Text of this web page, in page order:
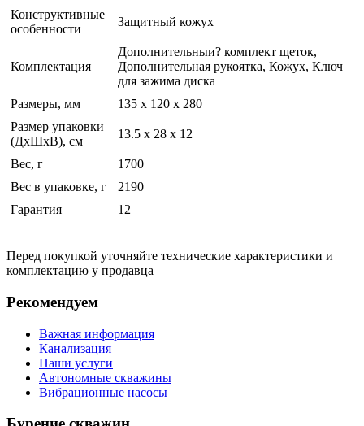
Конструктивные
особенности
Защитный кожух
Комплектация
Дополнительныи? комплект щеток,
Дополнительная рукоятка, Кожух, Ключ
для зажима диска
Размеры, мм
135 x 120 x 280
Размер упаковки
(ДхШхВ), см
13.5 x 28 x 12
Вес, г
1700
Вес в упаковке, г
2190
Гарантия
12
Перед покупкой уточняйте технические характеристики и
комплектацию у продавца
Рекомендуем
Важная информация
Канализация
Наши услуги
Автономные скважины
Вибрационные насосы